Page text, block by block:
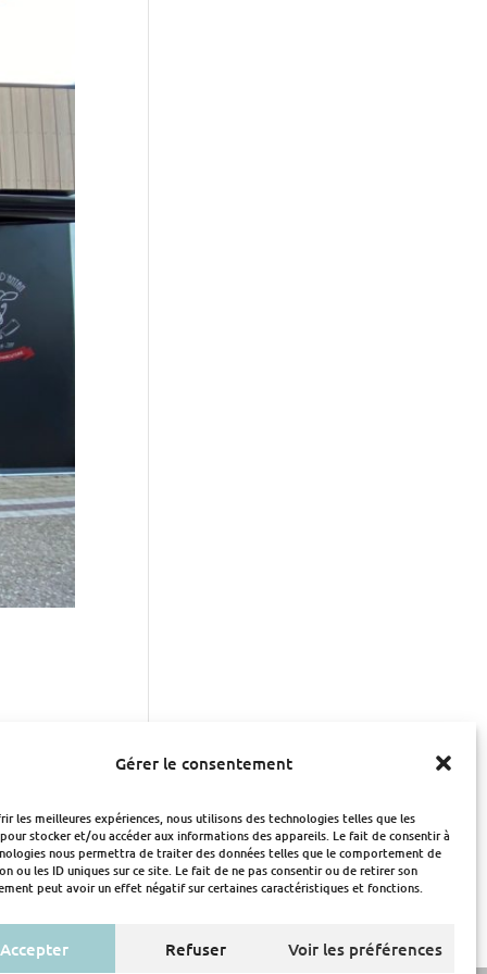
Gérer le consentement
les meilleures expériences, nous utilisons des technologies telles que les
stocker et/ou accéder aux informations des appareils. Le fait de consentir à
nous permettra de traiter des données telles que le comportement de
ou les ID uniques sur ce site. Le fait de ne pas consentir ou de retirer son
peut avoir un effet négatif sur certaines caractéristiques et fonctions.
Accepter Refuser Voir les préférences